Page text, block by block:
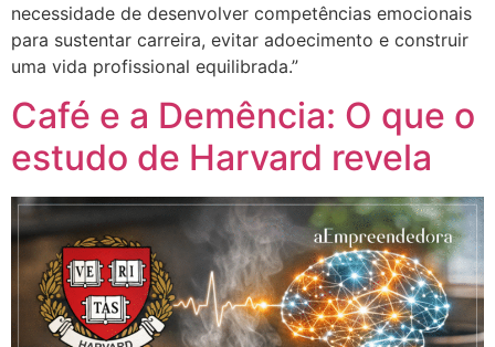
necessidade de desenvolver competências emocionais
para sustentar carreira, evitar adoecimento e construir
uma vida profissional equilibrada.”
Café e a Demência: O que o
estudo de Harvard revela